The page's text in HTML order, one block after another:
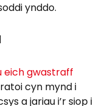
ynddo.
eich gwastraff
cyn mynd i
a jariau i’r siop i